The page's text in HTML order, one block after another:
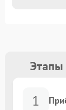
Этапы
1